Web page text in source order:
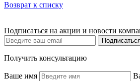
Возврат к списку
Подписаться на акции и новости
Получить консультацию
Ваше имя